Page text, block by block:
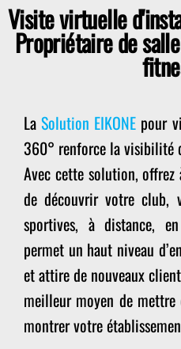
Visite virtuelle
Propriétaire de
LaSolution EIKONE pour
360° renforce la visibilité
Avec cette solution,
de découvrir votre club,
sportives, à distance,
permet un haut niveau
et attire de nouveaux
meilleur moyen de
montrer votre